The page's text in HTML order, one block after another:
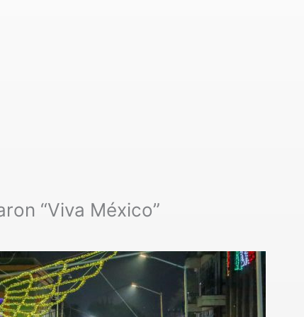
“Viva México”